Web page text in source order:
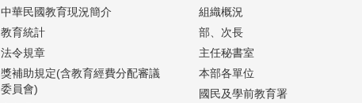
中華民國教育現況簡介
教育統計
法令規章
獎補助規定(含教育經費分配審議
委員會)
組織概況
部、次長
主任秘書室
本部各單位
國民及學前教育署